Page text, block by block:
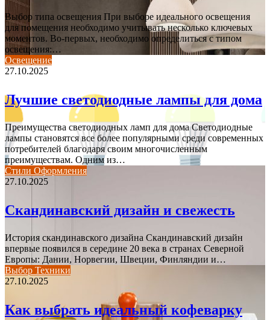
Выбор типа освещения При выборе идеального освещения
для помещения необходимо учитывать несколько ключевых
моментов. Во-первых, необходимо определиться с типом
освещения:…
Освещение
27.10.2025
Лучшие светодиодные лампы для дома
Преимущества светодиодных ламп для дома Светодиодные
лампы становятся все более популярными среди современных
потребителей благодаря своим многочисленным
преимуществам. Одним из…
Стили Оформления
27.10.2025
Скандинавский дизайн и свежесть
История скандинавского дизайна Скандинавский дизайн
впервые появился в середине 20 века в странах Северной
Европы: Дании, Норвегии, Швеции, Финляндии и…
Выбор Техники
27.10.2025
Как выбрать идеальный кофеварку